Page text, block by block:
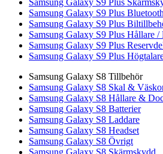
Samsung Galaxy S9 Plus
Samsung Galaxy S9 Plus Bluetooth
Samsung Galaxy S9 Plus
Samsung Galaxy S9 Plus Hållare /
Samsung Galaxy S9 Plus
Samsung Galaxy S9 Plus
Samsung Galaxy S8 Tillbehör
Samsung Galaxy S8 Skal &
Samsung Galaxy S8 Hållare &
Samsung Galaxy S8 Batterier
Samsung Galaxy S8 Laddare
Samsung Galaxy S8 Headset
Samsung Galaxy S8 Övrigt
Samsung Galaxy S8 Skärmskydd